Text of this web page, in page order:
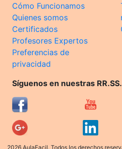
Cómo Funcionamos
Quienes somos
Certificados
Profesores Expertos
Preferencias de
privacidad
Síguenos en nuestras RR.SS.
2026 AulaFacil. Todos los derechos